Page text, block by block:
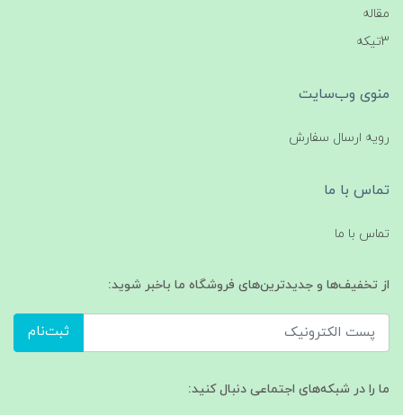
مقاله
3تیکه
منوی وب‌سایت
رویه ارسال سفارش
تماس با ما
تماس با ما
از تخفیف‌ها و جدیدترین‌های فروشگاه ما باخبر شوید:
ثبت‌نام
ما را در شبکه‌های اجتماعی دنبال کنید: